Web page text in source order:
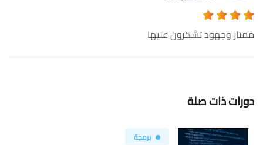
ممتاز وجهود تشكرون عليها
دورات ذات صلة
برمجة